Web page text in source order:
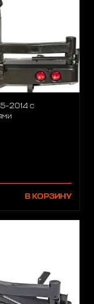
2014 с
В КОРЗИНУ